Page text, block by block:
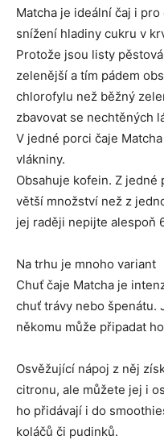
Matcha je ideální čaj i
snížení hladiny cukru v
Protože jsou listy
zelenější a tím pádem
chlorofylu než běžný
zbavovat se nechtěných
V jedné porci čaje
vlákniny.
Obsahuje kofein. Z
větší množství než z
jej raději nepijte alespoň
Na trhu je mnoho variant
Chuť čaje Matcha je
chuť trávy nebo špenátu.
někomu může připadat
Osvěžující nápoj z něj
citronu, ale můžete jej i
ho přidávají i do
koláčů či pudinků.